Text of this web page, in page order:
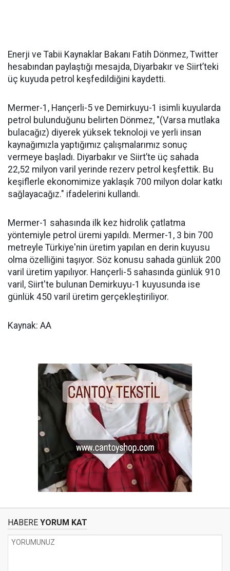
Enerji ve Tabii Kaynaklar Bakanı Fatih Dönmez, Twitter
hesabından paylaştığı mesajda, Diyarbakır ve Siirt’teki
üç kuyuda petrol keşfedildiğini kaydetti.
Mermer-1, Hançerli-5 ve Demirkuyu-1 isimli kuyularda
petrol bulunduğunu belirten Dönmez, "(Varsa mutlaka
bulacağız) diyerek yüksek teknoloji ve yerli insan
kaynağımızla yaptığımız çalışmalarımız sonuç
vermeye başladı. Diyarbakır ve Siirt’te üç sahada
22,52 milyon varil yerinde rezerv petrol keşfettik. Bu
keşiflerle ekonomimize yaklaşık 700 milyon dolar katkı
sağlayacağız." ifadelerini kullandı.
Mermer-1 sahasında ilk kez hidrolik çatlatma
yöntemiyle petrol üremi yapıldı. Mermer-1, 3 bin 700
metreyle Türkiye'nin üretim yapılan en derin kuyusu
olma özelliğini taşıyor. Söz konusu sahada günlük 200
varil üretim yapılıyor. Hançerli-5 sahasında günlük 910
varil, Siirt'te bulunan Demirkuyu-1 kuyusunda ise
günlük 450 varil üretim gerçekleştiriliyor.
Kaynak: AA
HABERE YORUM KAT